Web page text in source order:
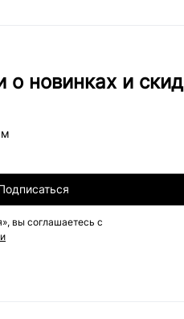
о новинках и
вы соглашаетесь с